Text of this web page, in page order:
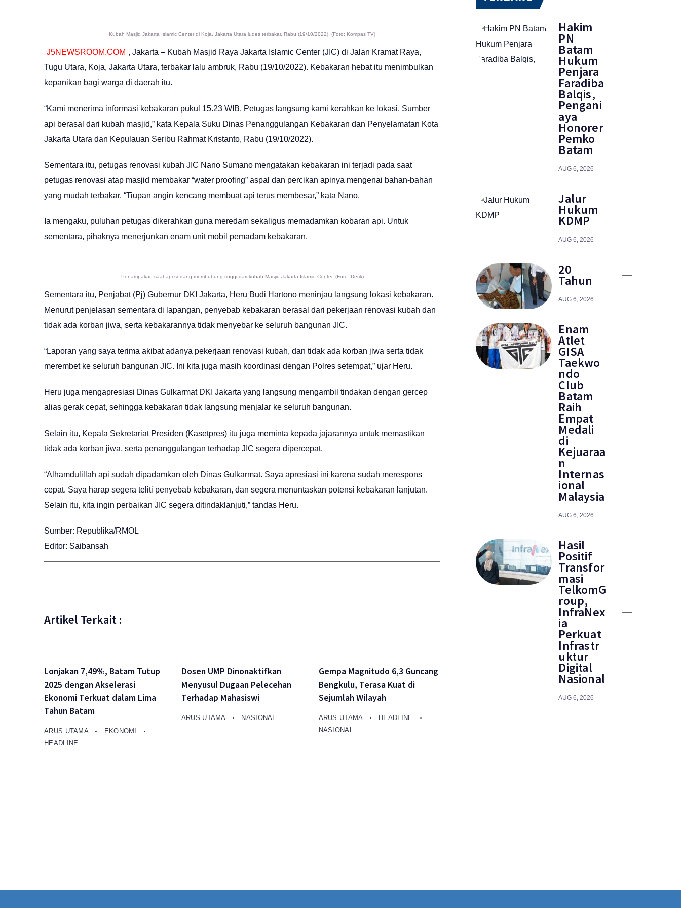
Kubah Masjid Jakarta Islamic Center di Koja, Jakarta Utara ludes terbakar, Rabu (19/10/2022). (Foto: Kompas TV)
J5NEWSROOM.COM , Jakarta – Kubah Masjid Raya Jakarta Islamic Center (JIC) di Jalan Kramat Raya,
Tugu Utara, Koja, Jakarta Utara, terbakar lalu ambruk, Rabu (19/10/2022). Kebakaran hebat itu menimbulkan
kepanikan bagi warga di daerah itu.
“Kami menerima informasi kebakaran pukul 15.23 WIB. Petugas langsung kami kerahkan ke lokasi. Sumber
api berasal dari kubah masjid,” kata Kepala Suku Dinas Penanggulangan Kebakaran dan Penyelamatan Kota
Jakarta Utara dan Kepulauan Seribu Rahmat Kristanto, Rabu (19/10/2022).
Sementara itu, petugas renovasi kubah JIC Nano Sumano mengatakan kebakaran ini terjadi pada saat
petugas renovasi atap masjid membakar “water proofing” aspal dan percikan apinya mengenai bahan-bahan
yang mudah terbakar. “Tiupan angin kencang membuat api terus membesar,” kata Nano.
Ia mengaku, puluhan petugas dikerahkan guna meredam sekaligus memadamkan kobaran api. Untuk
sementara, pihaknya menerjunkan enam unit mobil pemadam kebakaran.
Penampakan saat api sedang membubung tinggi dari kubah Masjid Jakarta Islamic Center. (Foto: Detik)
Sementara itu, Penjabat (Pj) Gubernur DKI Jakarta, Heru Budi Hartono meninjau langsung lokasi kebakaran.
Menurut penjelasan sementara di lapangan, penyebab kebakaran berasal dari pekerjaan renovasi kubah dan
tidak ada korban jiwa, serta kebakarannya tidak menyebar ke seluruh bangunan JIC.
“Laporan yang saya terima akibat adanya pekerjaan renovasi kubah, dan tidak ada korban jiwa serta tidak
merembet ke seluruh bangunan JIC. Ini kita juga masih koordinasi dengan Polres setempat,” ujar Heru.
Heru juga mengapresiasi Dinas Gulkarmat DKI Jakarta yang langsung mengambil tindakan dengan gercep
alias gerak cepat, sehingga kebakaran tidak langsung menjalar ke seluruh bangunan.
Selain itu, Kepala Sekretariat Presiden (Kasetpres) itu juga meminta kepada jajarannya untuk memastikan
tidak ada korban jiwa, serta penanggulangan terhadap JIC segera dipercepat.
“Alhamdulillah api sudah dipadamkan oleh Dinas Gulkarmat. Saya apresiasi ini karena sudah merespons
cepat. Saya harap segera teliti penyebab kebakaran, dan segera menuntaskan potensi kebakaran lanjutan.
Selain itu, kita ingin perbaikan JIC segera ditindaklanjuti,” tandas Heru.
Sumber: Republika/RMOL
Editor: Saibansah
Artikel Terkait :
Lonjakan 7,49%, Batam Tutup
2025 dengan Akselerasi
Ekonomi Terkuat dalam Lima
Tahun Batam
ARUS UTAMA
EKONOMI
HEADLINE
Dosen UMP Dinonaktifkan
Menyusul Dugaan Pelecehan
Terhadap Mahasiswi
ARUS UTAMA NASIONAL
Gempa Magnitudo 6,3 Guncang
Bengkulu, Terasa Kuat di
Sejumlah Wilayah
ARUS UTAMA
HEADLINE
NASIONAL
Hakim
PN
Batam
Hukum
Penjara
Faradiba
Balqis,
Pengani
aya
Honorer
Pemko
Batam
AUG 6, 2026
Jalur
Hukum
KDMP
AUG 6, 2026
20
Tahun
AUG 6, 2026
Enam
Atlet
GISA
Taekwo
ndo
Club
Batam
Raih
Empat
Medali
di
Kejuaraa
n
Internas
ional
Malaysia
AUG 6, 2026
Hasil
Positif
Transfor
masi
TelkomG
roup,
InfraNex
ia
Perkuat
Infrastr
uktur
Digital
Nasional
AUG 6, 2026